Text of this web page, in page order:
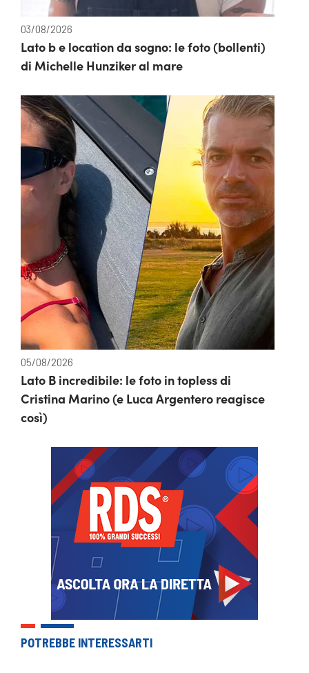
03/08/2026
Lato b e location da sogno: le foto (bollenti)
di Michelle Hunziker al mare
05/08/2026
Lato B incredibile: le foto in topless di
Cristina Marino (e Luca Argentero reagisce
così)
POTREBBE INTERESSARTI